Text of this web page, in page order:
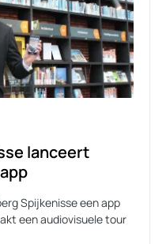
lanceert
Spijkenisse een app
een audiovisuele tour